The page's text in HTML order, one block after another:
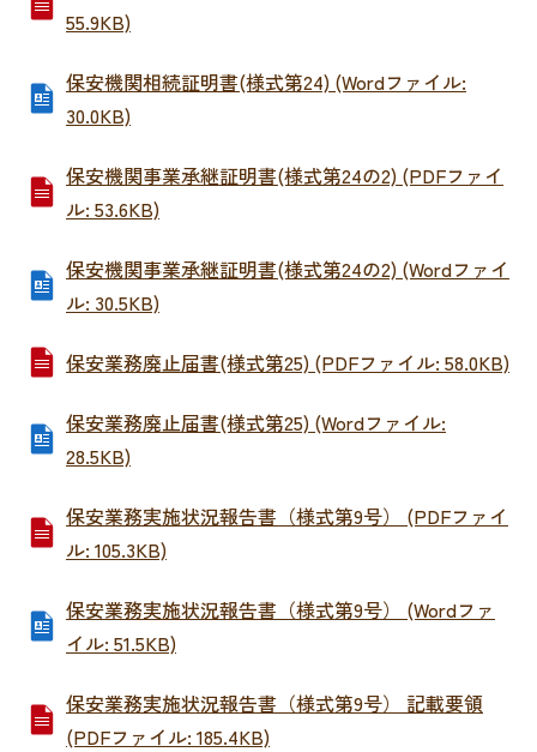
55.9KB)
保安機関相続証明書(様式第24) (Wordファイル:
30.0KB)
保安機関事業承継証明書(様式第24の2) (PDFファイ
ル: 53.6KB)
保安機関事業承継証明書(様式第24の2) (Wordファイ
ル: 30.5KB)
保安業務廃止届書(様式第25) (PDFファイル: 58.0KB)
保安業務廃止届書(様式第25) (Wordファイル:
28.5KB)
保安業務実施状況報告書（様式第9号） (PDFファイ
ル: 105.3KB)
保安業務実施状況報告書（様式第9号） (Wordファ
イル: 51.5KB)
保安業務実施状況報告書（様式第9号） 記載要領
(PDFファイル: 185.4KB)